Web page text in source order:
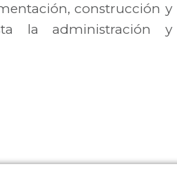
construcción y
la administración y